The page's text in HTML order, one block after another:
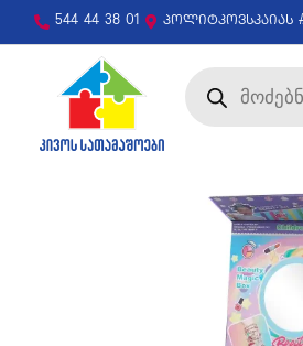
544 44 38 01 პოლიტკოვსკაიას